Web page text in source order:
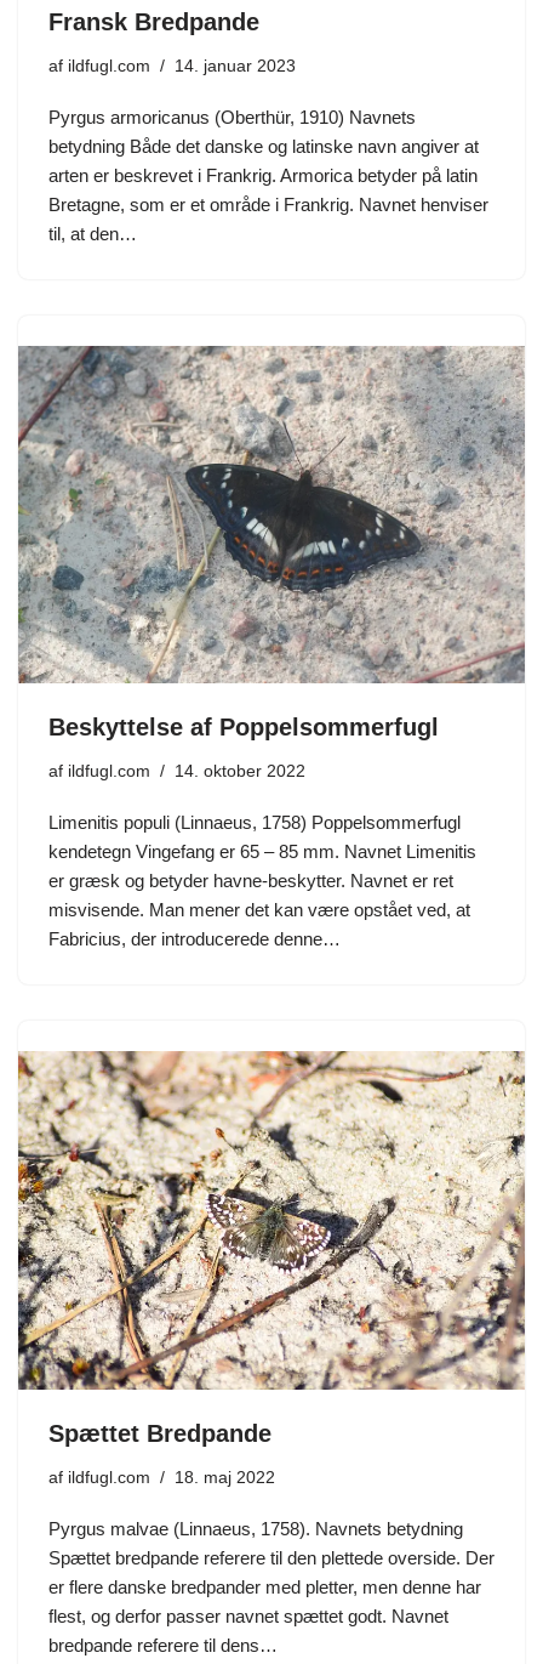
Fransk Bredpande
af ildfugl.com 14. januar 2023
Pyrgus armoricanus (Oberthür, 1910) Navnets
betydning Både det danske og latinske navn angiver at
arten er beskrevet i Frankrig. Armorica betyder på latin
Bretagne, som er et område i Frankrig. Navnet henviser
til, at den…
Beskyttelse af Poppelsommerfugl
af ildfugl.com 14. oktober 2022
Limenitis populi (Linnaeus, 1758) Poppelsommerfugl
kendetegn Vingefang er 65 – 85 mm. Navnet Limenitis
er græsk og betyder havne-beskytter. Navnet er ret
misvisende. Man mener det kan være opstået ved, at
Fabricius, der introducerede denne…
Spættet Bredpande
af ildfugl.com 18. maj 2022
Pyrgus malvae (Linnaeus, 1758). Navnets betydning
Spættet bredpande referere til den plettede overside. Der
er flere danske bredpander med pletter, men denne har
flest, og derfor passer navnet spættet godt. Navnet
bredpande referere til dens…